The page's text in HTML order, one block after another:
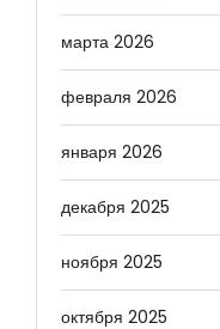
марта 2026
февраля 2026
января 2026
декабря 2025
ноября 2025
октября 2025